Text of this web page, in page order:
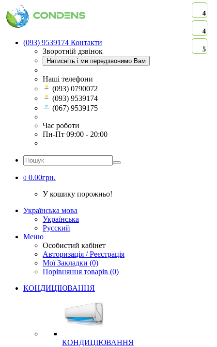
(093) 9539174 Контакти
Зворотній дзвінок
Натисніть і ми передзвонимо Вам
Наші телефони
(093) 0790072
(093) 9539174
(067) 9539175
Час роботи
Пн-Пт 09:00 - 20:00
0 0.00грн.
У кошику порожньо!
Українська мова
Українська
Русский
Меню
Особистий кабінет
Авторизація / Реєстрація
Мої Закладки (0)
Порівняння товарів (0)
КОНДИЦІЮВАННЯ
КОНДИЦІЮВАННЯ
4
4
5